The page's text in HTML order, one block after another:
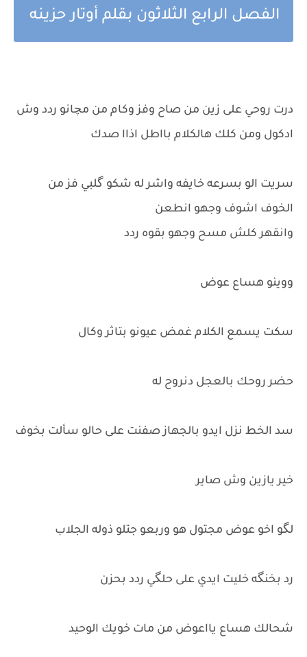
الفصل الرابع الثلاثون بقلم أوتار حزينه
درت روحي على زين من صاح وفز وكام من مچانو ردد وش
ادكول ومن كلك هالكلام بااطل اذاا صدك
سريت الو بسرعه خايفه واشر له شكو گلبي فز من
الخوف اشوف وجهو انطعن
وانقهر كلش مسح وجهو بقوه ردد
ووينو هساع عوض
سكت يسمع الكلام غمض عيونو بتاثر وكال
حضر روحك بالعجل دنروح له
سد الخط نزل ايدو بالجهاز صفنت على حالو سألت بخوف
خير يازين وش صاير
لگو اخو عوض مجتول هو وربعو جتلو ذوله الجلاب
رد بخنگه خليت ايدي على حلگي ردد بحزن
شحالك هساع يااعوض من مات خويك الوحيد